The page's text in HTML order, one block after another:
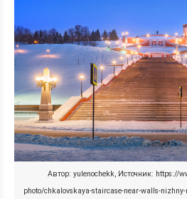
Автор: yulenochekk, Источник: https://
photo/chkalovskaya-staircase-near-walls-